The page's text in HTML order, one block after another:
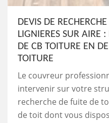
DEVIS DE
LIGNIERES SUR AIRE
DE CB TOITURE EN
TOITURE
Le couvreur
intervenir sur votre
recherche de fuite de
de toit dont vous